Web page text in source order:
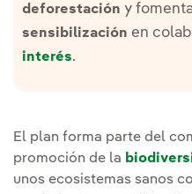
deforestación y
sensibilización en
interés.
El plan forma parte del
promoción de la
unos ecosistemas sanos